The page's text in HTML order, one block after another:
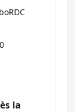
0
la